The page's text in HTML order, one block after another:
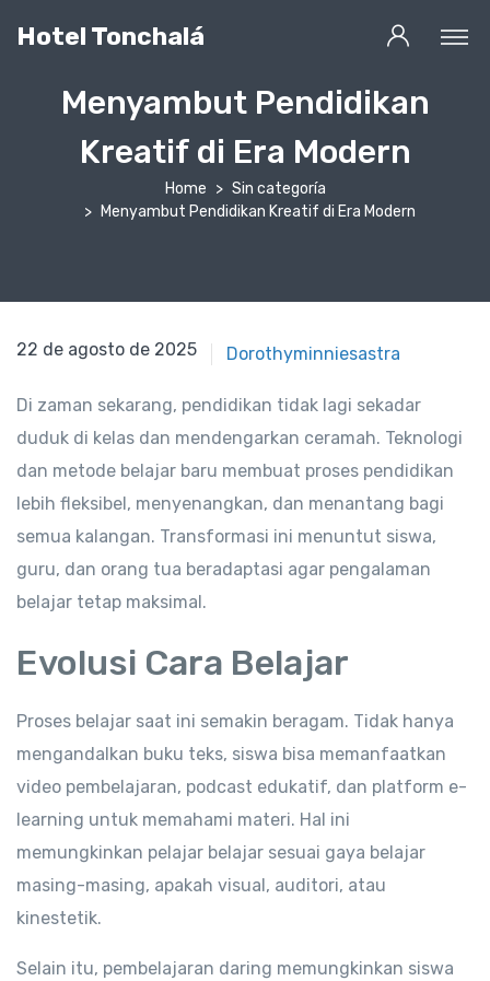
Hotel Tonchalá
Menyambut Pendidikan
Kreatif di Era Modern
Home
Sin categoría
Menyambut Pendidikan Kreatif di Era Modern
22 de agosto de 2025
22 de agosto de 2025 Dorothyminniesastra
Di zaman sekarang, pendidikan tidak lagi sekadar
duduk di kelas dan mendengarkan ceramah. Teknologi
dan metode belajar baru membuat proses pendidikan
lebih fleksibel, menyenangkan, dan menantang bagi
semua kalangan. Transformasi ini menuntut siswa,
guru, dan orang tua beradaptasi agar pengalaman
belajar tetap maksimal.
Evolusi Cara Belajar
Proses belajar saat ini semakin beragam. Tidak hanya
mengandalkan buku teks, siswa bisa memanfaatkan
video pembelajaran, podcast edukatif, dan platform e-
learning untuk memahami materi. Hal ini
memungkinkan pelajar belajar sesuai gaya belajar
masing-masing, apakah visual, auditori, atau
kinestetik.
Selain itu, pembelajaran daring memungkinkan siswa